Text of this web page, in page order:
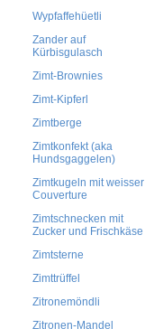
Wypfaffehüetli
Zander auf
Kürbisgulasch
Zimt-Brownies
Zimt-Kipferl
Zimtberge
Zimtkonfekt (aka
Hundsgaggelen)
Zimtkugeln mit weisser
Couverture
Zimtschnecken mit
Zucker und Frischkäse
Zimtsterne
Zimttrüffel
Zitronemöndli
Zitronen-Mandel